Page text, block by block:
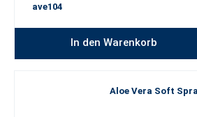
ave104
In den Warenkorb
Aloe Vera Soft